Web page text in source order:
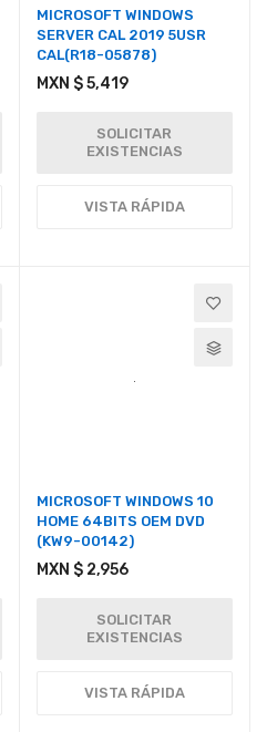
MICROSOFT WINDOWS
SERVER CAL 2019 5USR
CAL(R18-05878)
MXN $ 5,419
SOLICITAR
EXISTENCIAS
VISTA RÁPIDA
MICROSOFT WINDOWS 10
HOME 64BITS OEM DVD
(KW9-00142)
MXN $ 2,956
SOLICITAR
EXISTENCIAS
VISTA RÁPIDA